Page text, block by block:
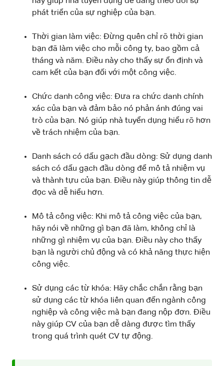
phát triển của sự nghiệp của bạn.
Thời gian làm việc: Đừng quên chỉ rõ thời gian
bạn đã làm việc cho mỗi công ty, bao gồm cả
tháng và năm. Điều này cho thấy sự ổn định và
cam kết của bạn đối với một công việc.
Chức danh công việc: Đưa ra chức danh chính
xác của bạn và đảm bảo nó phản ánh đúng vai
trò của bạn. Nó giúp nhà tuyển dụng hiểu rõ hơn
về trách nhiệm của bạn.
Danh sách có dấu gạch đầu dòng: Sử dụng danh
sách có dấu gạch đầu dòng để mô tả nhiệm vụ
và thành tựu của bạn. Điều này giúp thông tin dễ
đọc và dễ hiểu hơn.
Mô tả công việc: Khi mô tả công việc của bạn,
hãy nói về những gì bạn đã làm, không chỉ là
những gì nhiệm vụ của bạn. Điều này cho thấy
bạn là người chủ động và có khả năng thực hiện
công việc.
Sử dụng các từ khóa: Hãy chắc chắn rằng bạn
sử dụng các từ khóa liên quan đến ngành công
nghiệp và công việc mà bạn đang nộp đơn. Điều
này giúp CV của bạn dễ dàng được tìm thấy
trong quá trình quét CV tự động.